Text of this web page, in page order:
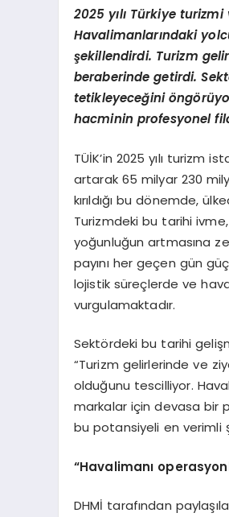
2025 yılı Türkiye
Havalimanlarındaki
şekillendirdi. Turizm
beraberinde getirdi. Sekt
tetikleyeceğiniöng
hacminin profesyonel
TÜİK’in 2025 yılı turizm
artarak 65 milyar 230
kırıldığı bu dönemde,
Turizmdeki bu tarihi
yoğunluğun artmasına
payını her geçen gün
lojistik süreçlerde ve
vurgulamaktadır.
Sektördeki bu tarihi
“Turizm gelirlerinde ve
olduğunu tescilliyor.
markalar için devasa bir
bu potansiyeli en verimli
“Havalimanı
DHMİ tarafından